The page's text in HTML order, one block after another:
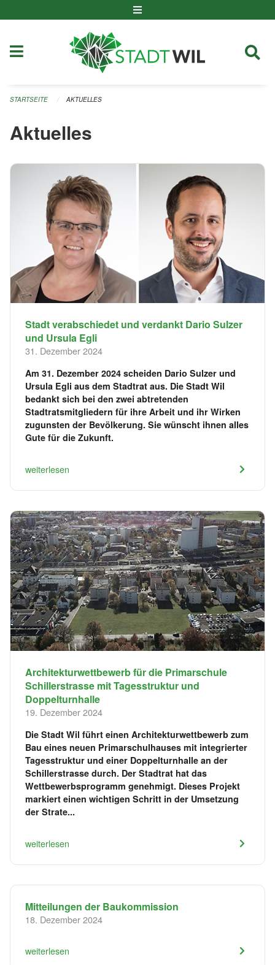
STARTSEITE AKTUELLES
Aktuelles
Stadt verabschiedet und verdankt Dario Sulzer
und Ursula Egli
31. Dezember 2024
Am 31. Dezember 2024 scheiden Dario Sulzer und
Ursula Egli aus dem Stadtrat aus. Die Stadt Wil
bedankt sich bei den zwei abtretenden
Stadtratsmitgliedern für ihre Arbeit und ihr Wirken
zugunsten der Bevölkerung. Sie wünscht ihnen alles
Gute für die Zukunft.
weiterlesen
Architekturwettbewerb für die Primarschule
Schillerstrasse mit Tagesstruktur und
Doppelturnhalle
19. Dezember 2024
Die Stadt Wil führt einen Architekturwettbewerb zum
Bau eines neuen Primarschulhauses mit integrierter
Tagesstruktur und einer Doppelturnhalle an der
Schillerstrasse durch. Der Stadtrat hat das
Wettbewerbsprogramm genehmigt. Dieses Projekt
markiert einen wichtigen Schritt in der Umsetzung
der Strate...
weiterlesen
Mitteilungen der Baukommission
18. Dezember 2024
weiterlesen